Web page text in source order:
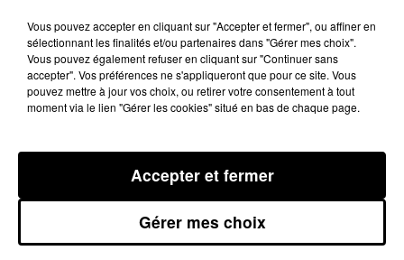
Publié : 9 septembre 2014 à 8h16
MENTIONS LÉGALES
Vous pouvez accepter en cliquant sur "Accepter et fermer", ou affiner en
sélectionnant les finalités et/ou partenaires dans "Gérer mes choix".
Vous pouvez également refuser en cliquant sur "Continuer sans
accepter". Vos préférences ne s'appliqueront que pour ce site. Vous
pouvez mettre à jour vos choix, ou retirer votre consentement à tout
moment via le lien "Gérer les cookies" situé en bas de chaque page.
Gérer mes choix
Accepter et fermer